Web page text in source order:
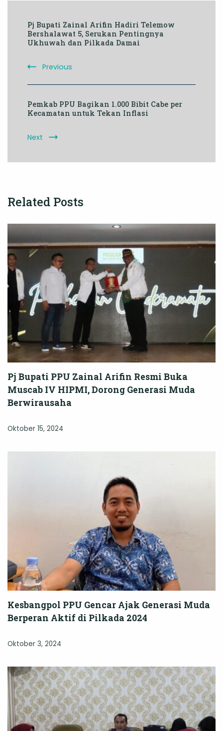
Navigation
Pj Bupati Zainal Arifin Hadiri Telemow
Bershalawat 5, Serukan Pentingnya
Ukhuwah dan Pilkada Damai
Previous
Pemkab PPU Bagikan 1.000 Bibit Cabe per
Kecamatan untuk Tekan Inflasi
Next
Related Posts
Pj Bupati PPU Zainal Arifin Resmi Buka
Muscab IV HIPMI, Dorong Generasi Muda
Berwirausaha
Oktober 15, 2024
Kesbangpol PPU Gencar Ajak Generasi Muda
Berperan Aktif di Pilkada 2024
Oktober 3, 2024